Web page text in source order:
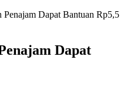
Dapat Bantuan Rp5,5
Dapat